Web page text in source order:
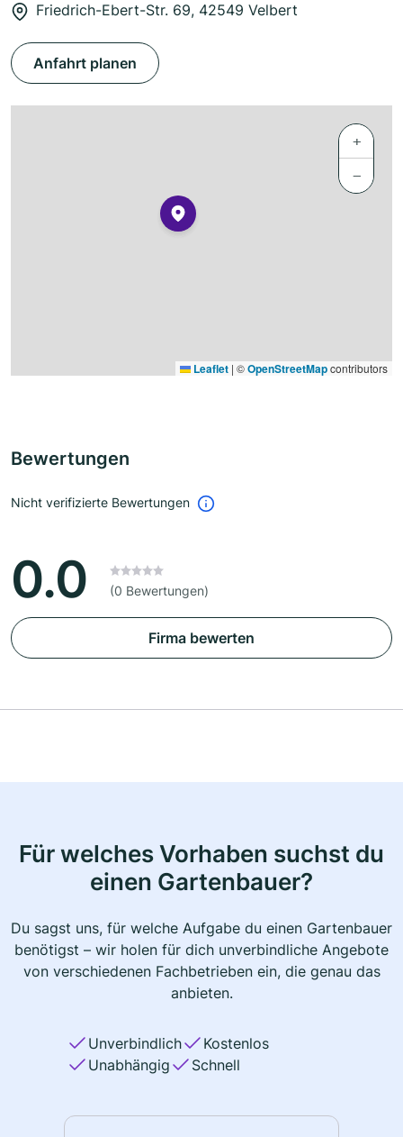
Friedrich-Ebert-Str. 69, 42549 Velbert
Anfahrt planen
+
−
Leaflet | ©OpenStreetMapcontributors
Bewertungen
Nicht verifizierte Bewertungen
0.0 (0 Bewertungen)
Firma bewerten
Für welches Vorhaben suchst du
einen Gartenbauer?
Du sagst uns, für welche Aufgabe du einen Gartenbauer
benötigst – wir holen für dich unverbindliche Angebote
von verschiedenen Fachbetrieben ein, die genau das
anbieten.
Unverbindlich
Kostenlos
Unabhängig
Schnell